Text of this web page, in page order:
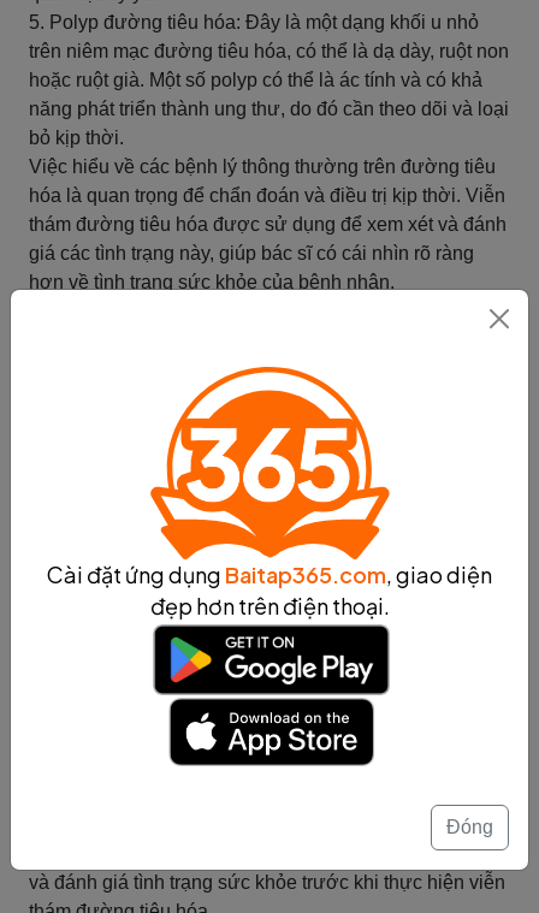
5. Polyp đường tiêu hóa: Đây là một dạng khối u nhỏ
trên niêm mạc đường tiêu hóa, có thể là dạ dày, ruột non
hoặc ruột già. Một số polyp có thể là ác tính và có khả
năng phát triển thành ung thư, do đó cần theo dõi và loại
bỏ kịp thời.
Việc hiểu về các bệnh lý thông thường trên đường tiêu
hóa là quan trọng để chẩn đoán và điều trị kịp thời. Viễn
thám đường tiêu hóa được sử dụng để xem xét và đánh
giá các tình trạng này, giúp bác sĩ có cái nhìn rõ ràng
hơn về tình trạng sức khỏe của bệnh nhân.
Cách chẩn đoán bệnh bằng viễn
thám đường tiêu hóa
Cách chẩn đoán bệnh bằng viễn thám đường tiêu hóa:
Mô tả chi tiết về quá trình chẩn đoán bệnh trên đường
tiêu hóa bằng viễn thám, bao gồm cách chuẩn bị, các
bước thực hiện và đánh giá kết quả.
Viễn thám đường tiêu hóa là một phương pháp chẩn
đoán hình ảnh được sử dụng để kiểm tra và đánh giá
tình trạng của đường tiêu hóa, bao gồm dạ dày, ruột
non, ruột già và trực tràng. Quá trình chẩn đoán bằng
viễn thám đường tiêu hóa thường được thực hiện bởi
các bác sĩ chuyên khoa nội soi và yêu cầu một quá trình
chuẩn bị đặc biệt từ phía bệnh nhân. Dưới đây là mô tả
chi tiết về quá trình chẩn đoán bệnh bằng viễn thám
- Bệnh nhân cần tiếp xúc với bác sĩ để được hướng dẫn
và đánh giá tình trạng sức khỏe trước khi thực hiện viễn
Cài đặt ứng dụng Baitap365.com, giao diện
đẹp hơn trên điện thoại.
Đóng